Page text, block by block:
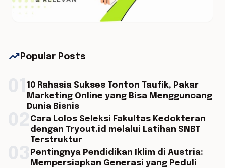
trending_up Popular Posts
10 Rahasia Sukses Tonton Taufik, Pakar
Marketing Online yang Bisa Mengguncang
Dunia Bisnis
Cara Lolos Seleksi Fakultas Kedokteran
dengan Tryout.id melalui Latihan SNBT
Terstruktur
Pentingnya Pendidikan Iklim di Austria:
Mempersiapkan Generasi yang Peduli